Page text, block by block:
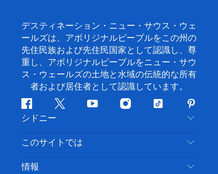
デスティネーション・ニュー・サウス・ウェ
ールズは、アボリジナルピープルをこの州の
先住民族および先住民国家として認識し、尊
重し、アボリジナルピープルをニュー・サウ
ス・ウェールズの土地と水域の伝統的な所有
者および居住者として認識しています。
フ
ェ
イ
ス
ブ
ッ
ツ
ッ
タ
ー
ユ
チ
ー
イ
ス
グ
テ
ッ
ト
ピ
ン
タ
レ
ス
ト
シドニー
お問い合わせ
免責事項
このサイトでは
目的地
情報